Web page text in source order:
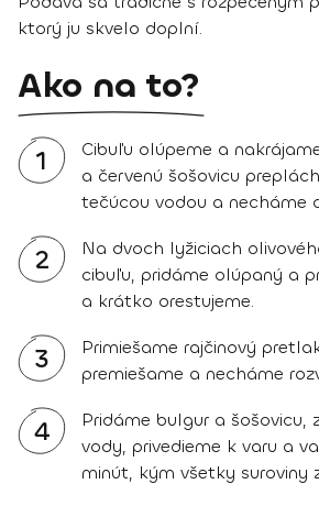
ktorý ju skvelo doplní.
Ako na to?
1
Cibuľu olúpeme a
a červenú šošovicu
tečúcou vodou a necháme
2
Na dvoch lyžiciach
cibuľu, pridáme olúpaný a
a krátko orestujeme.
3
Primiešame rajčinový
premiešame a necháme
4
Pridáme bulgur a šošovicu,
vody, privedieme k varu a
minút, kým všetky suroviny